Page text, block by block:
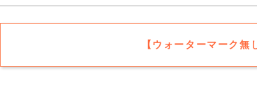
【ウォーターマーク